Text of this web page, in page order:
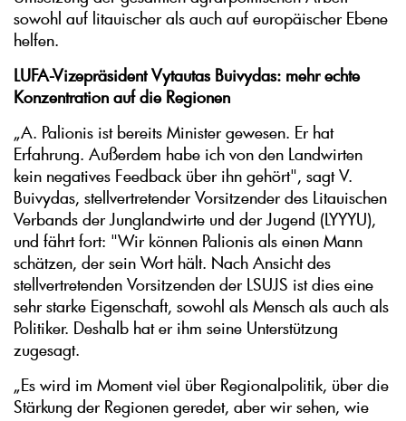
sowohl auf litauischer als auch auf europäischer Ebene
helfen.
LUFA-Vizepräsident Vytautas Buivydas: mehr echte
Konzentration auf die Regionen
„A. Palionis ist bereits Minister gewesen. Er hat
Erfahrung. Außerdem habe ich von den Landwirten
kein negatives Feedback über ihn gehört", sagt V.
Buivydas, stellvertretender Vorsitzender des Litauischen
Verbands der Junglandwirte und der Jugend (LYYYU),
und fährt fort: "Wir können Palionis als einen Mann
schätzen, der sein Wort hält. Nach Ansicht des
stellvertretenden Vorsitzenden der LSUJS ist dies eine
sehr starke Eigenschaft, sowohl als Mensch als auch als
Politiker. Deshalb hat er ihm seine Unterstützung
zugesagt.
„Es wird im Moment viel über Regionalpolitik, über die
Stärkung der Regionen geredet, aber wir sehen, wie